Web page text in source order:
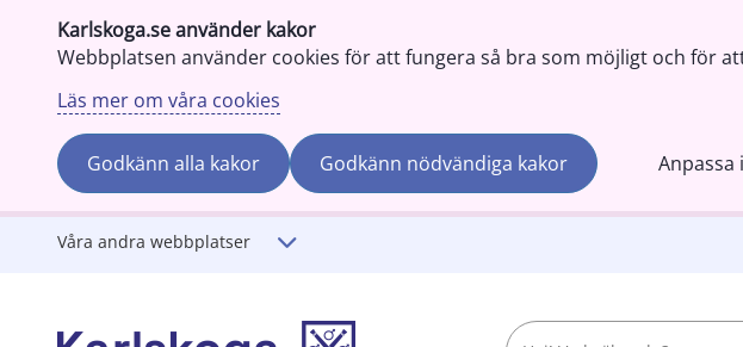
Karlskoga.se använder kakor
Webbplatsen använder cookies för att fungera så bra som möjligt och för
Läs mer om våra cookies
Godkänn alla kakor Godkänn nödvändiga kakor
Gå till innehåll
Våra andra webbplatser